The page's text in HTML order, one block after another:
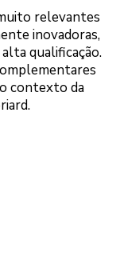
relevantes
inovadoras,
qualificação.
contexto da